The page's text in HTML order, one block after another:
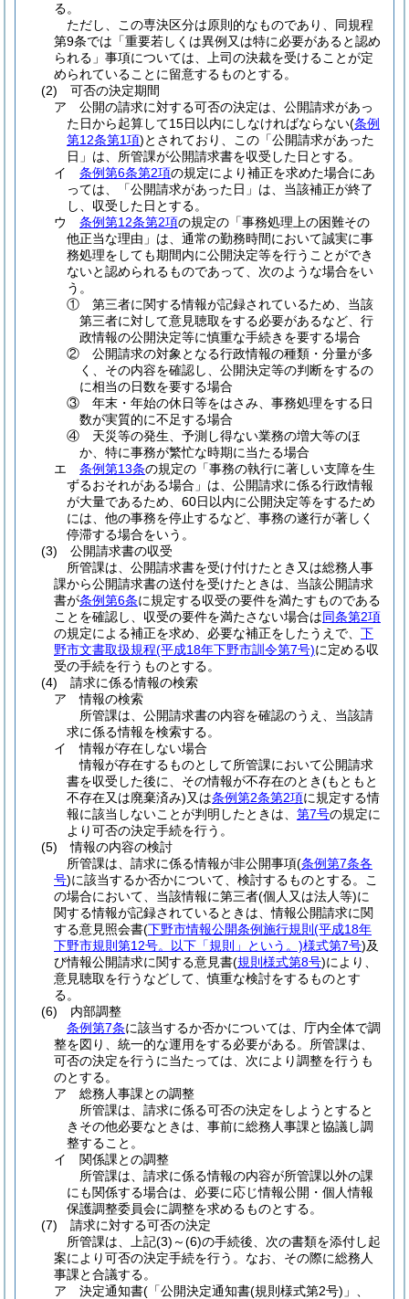
る。
ただし、この専決区分は原則的なものであり、同規程
第9条では「重要若しくは異例又は特に必要があると認め
られる」事項については、上司の決裁を受けることが定
められていることに留意するものとする。
(2)
可否の決定期間
ア
公開の請求に対する可否の決定は、公開請求があっ
た日から起算して15日以内にしなければならない(条例
第12条第1項)とされており、この「公開請求があった
日」は、所管課が公開請求書を収受した日とする。
イ
条例第6条第2項の規定により補正を求めた場合にあ
っては、「公開請求があった日」は、当該補正が終了
し、収受した日とする。
ウ
条例第12条第2項の規定の「事務処理上の困難その
他正当な理由」は、通常の勤務時間において誠実に事
務処理をしても期間内に公開決定等を行うことができ
ないと認められるものであって、次のような場合をい
う。
①
第三者に関する情報が記録されているため、当該
第三者に対して意見聴取をする必要があるなど、行
政情報の公開決定等に慎重な手続きを要する場合
②
公開請求の対象となる行政情報の種類・分量が多
く、その内容を確認し、公開決定等の判断をするの
に相当の日数を要する場合
③
年末・年始の休日等をはさみ、事務処理をする日
数が実質的に不足する場合
④
天災等の発生、予測し得ない業務の増大等のほ
か、特に事務が繁忙な時期に当たる場合
エ
条例第13条の規定の「事務の執行に著しい支障を生
ずるおそれがある場合」は、公開請求に係る行政情報
が大量であるため、60日以内に公開決定等をするため
には、他の事務を停止するなど、事務の遂行が著しく
停滞する場合をいう。
(3)
公開請求書の収受
所管課は、公開請求書を受け付けたとき又は総務人事
課から公開請求書の送付を受けたときは、当該公開請求
書が条例第6条に規定する収受の要件を満たすものである
ことを確認し、収受の要件を満たさない場合は同条第2項
の規定による補正を求め、必要な補正をしたうえで、 下
野市文書取扱規程(平成18年下野市訓令第7号)に定める収
受の手続を行うものとする。
(4)
請求に係る情報の検索
ア
情報の検索
所管課は、公開請求書の内容を確認のうえ、当該請
求に係る情報を検索する。
イ
情報が存在しない場合
情報が存在するものとして所管課において公開請求
書を収受した後に、その情報が不存在のとき(もともと
不存在又は廃棄済み)又は条例第2条第2項に規定する情
報に該当しないことが判明したときは、 第7号の規定に
より可否の決定手続を行う。
(5)
情報の内容の検討
所管課は、請求に係る情報が非公開事項(条例第7条各
号)に該当するか否かについて、検討するものとする。こ
の場合において、当該情報に第三者(個人又は法人等)に
関する情報が記録されているときは、情報公開請求に関
する意見照会書(下野市情報公開条例施行規則 (平成18年
下野市規則第12号。以下「規則」という。)様式第7号)及
び情報公開請求に関する意見書(規則様式第8号)により、
意見聴取を行うなどして、慎重な検討をするものとす
る。
(6)
内部調整
条例第7条に該当するか否かについては、庁内全体で調
整を図り、統一的な運用をする必要がある。所管課は、
可否の決定を行うに当たっては、次により調整を行うも
のとする。
ア
総務人事課との調整
所管課は、請求に係る可否の決定をしようとすると
きその他必要なときは、事前に総務人事課と協議し調
整すること。
イ
関係課との調整
所管課は、請求に係る情報の内容が所管課以外の課
にも関係する場合は、必要に応じ情報公開・個人情報
保護調整委員会に調整を求めるものとする。
(7)
請求に対する可否の決定
所管課は、上記(3) ～(6)の手続後、次の書類を添付し起
案により可否の決定手続を行う。なお、その際に総務人
事課と合議する。
ア
決定通知書(「公開決定通知書(規則様式第2号) 」、